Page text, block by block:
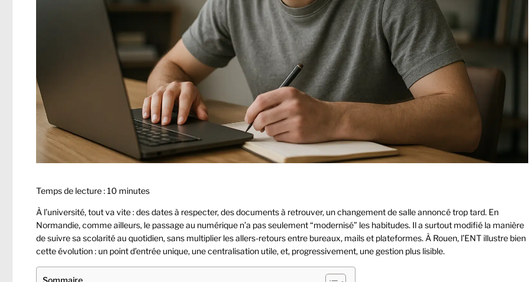
Temps de lecture :10 minutes
À l’université, tout va vite : des dates à respecter, des documents à retrouver, un changement de salle annoncé trop tard. En
Normandie, comme ailleurs, le passage au numérique n’a pas seulement “modernisé” les habitudes. Il a surtout modifié la manière
de suivre sa scolarité au quotidien, sans multiplier les allers-retours entre bureaux, mails et plateformes. À Rouen, l’ENT illustre bien
cette évolution : un point d’entrée unique, une centralisation utile, et, progressivement, une gestion plus lisible.
Sommaire